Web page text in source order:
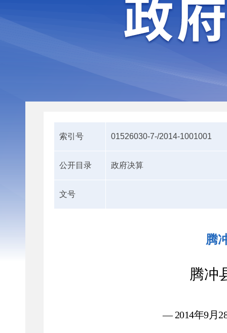
索引号 01526030-7-/2014-1001001
公开目录 政府决算
文号
腾
腾冲
— 2014年9月